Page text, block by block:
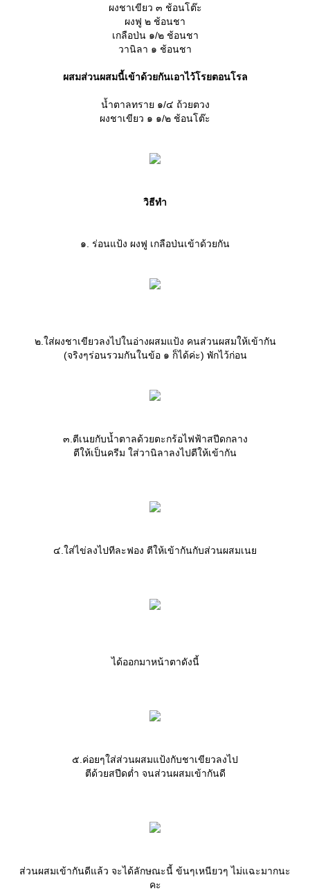
ผงชาเขียว ๓ ช้อนโต๊ะ
ผงฟู ๒ ช้อนชา
เกลือป่น ๑/๒ ช้อนชา
วานิลา ๑ ช้อนชา
ผสมส่วนผสมนี้เข้าด้วยกันเอาไว้โรยตอนโรล
น้ำตาลทราย ๑/๔ ถ้วยตวง
ผงชาเขียว ๑ ๑/๒ ช้อนโต๊ะ
วิธีทำ
๑. ร่อนแป้ง ผงฟู เกลือป่นเข้าด้วยกัน
๒.ใส่ผงชาเขียวลงไปในอ่างผสมแป้ง คนส่วนผสมให้เข้ากัน
(จริงๆร่อนรวมกันในข้อ ๑ ก็ได้ค่ะ) พักไว้ก่อน
๓.ตีเนยกับน้ำตาลด้วยตะกร้อไฟฟ้าสปีดกลาง
ตีให้เป็นครีม ใส่วานิลาลงไปตีให้เข้ากัน
๔.ใส่ไข่ลงไปทีละฟอง ตีให้เข้ากันกับส่วนผสมเน
ได้ออกมาหน้าตาดังนี้
๕.ค่อยๆใส่ส่วนผสมแป้งกับชาเขียวลงไป
ตีด้วยสปีดต่ำ จนส่วนผสมเข้ากันดี
ส่วนผสมเข้ากันดีแล้ว จะได้ลักษณะนี้ ข้นๆเหนียวๆ ไม่แฉะมากนะ
คะ